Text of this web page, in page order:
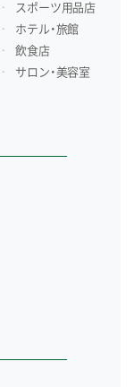
スポーツ用品店
ホテル・旅館
飲食店
サロン・美容室